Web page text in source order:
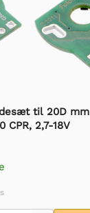
til 20D mm
CPR, 2,7-18V